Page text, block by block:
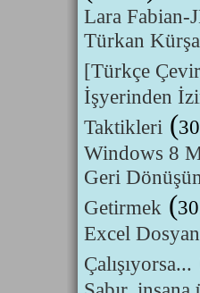
Lara Fabian-
Türkan
[Türkçe
İşyerinden
Taktikleri (
Windows 8
Geri
Getirmek (
Excel
Çalışıyorsa...